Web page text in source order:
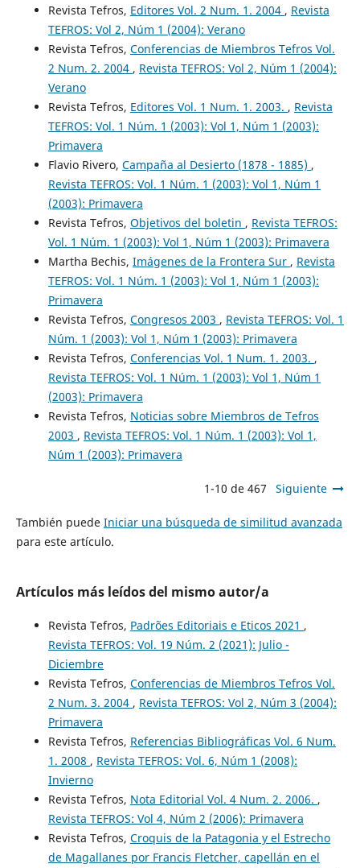
Revista Tefros, Editores Vol. 2 Num. 1. 2004 , Revista
TEFROS: Vol 2, Núm 1 (2004): Verano
Revista Tefros, Conferencias de Miembros Tefros Vol.
2 Num. 2. 2004 , Revista TEFROS: Vol 2, Núm 1 (2004):
Verano
Revista Tefros, Editores Vol. 1 Num. 1. 2003. , Revista
TEFROS: Vol. 1 Núm. 1 (2003): Vol 1, Núm 1 (2003):
Primavera
Flavio Rivero, Campaña al Desierto (1878 - 1885) ,
Revista TEFROS: Vol. 1 Núm. 1 (2003): Vol 1, Núm 1
(2003): Primavera
Revista Tefros, Objetivos del boletin , Revista TEFROS:
Vol. 1 Núm. 1 (2003): Vol 1, Núm 1 (2003): Primavera
Martha Bechis, Imágenes de la Frontera Sur , Revista
TEFROS: Vol. 1 Núm. 1 (2003): Vol 1, Núm 1 (2003):
Primavera
Revista Tefros, Congresos 2003 , Revista TEFROS: Vol. 1
Núm. 1 (2003): Vol 1, Núm 1 (2003): Primavera
Revista Tefros, Conferencias Vol. 1 Num. 1. 2003. ,
Revista TEFROS: Vol. 1 Núm. 1 (2003): Vol 1, Núm 1
(2003): Primavera
Revista Tefros, Noticias sobre Miembros de Tefros
2003 , Revista TEFROS: Vol. 1 Núm. 1 (2003): Vol 1,
Núm 1 (2003): Primavera
1-10 de 467 Siguiente
También puede Iniciar una búsqueda de similitud avanzada
para este artículo.
Artículos más leídos del mismo autor/a
Revista Tefros, Padrões Editoriais e Eticos 2021 ,
Revista TEFROS: Vol. 19 Núm. 2 (2021): Julio -
Diciembre
Revista Tefros, Conferencias de Miembros Tefros Vol.
2 Num. 3. 2004 , Revista TEFROS: Vol 2, Núm 3 (2004):
Primavera
Revista Tefros, Referencias Bibliográficas Vol. 6 Num.
1. 2008 , Revista TEFROS: Vol. 6, Núm 1 (2008):
Invierno
Revista Tefros, Nota Editorial Vol. 4 Num. 2. 2006. ,
Revista TEFROS: Vol 4, Núm 2 (2006): Primavera
Revista Tefros, Croquis de la Patagonia y el Estrecho
de Magallanes por Francis Fletcher, capellán en el